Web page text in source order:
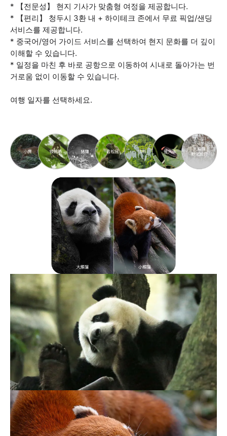
* 【전문성】 현지 기사가 맞춤형 여정을 제공합니다.
* 【편리】 청두시 3환 내 + 하이테크 존에서 무료 픽업/샌딩
서비스를 제공합니다.
* 중국어/영어 가이드 서비스를 선택하여 현지 문화를 더 깊이
이해할 수 있습니다.
* 일정을 마친 후 바로 공항으로 이동하여 시내로 돌아가는 번
거로움 없이 이동할 수 있습니다.
여행 일자를 선택하세요.